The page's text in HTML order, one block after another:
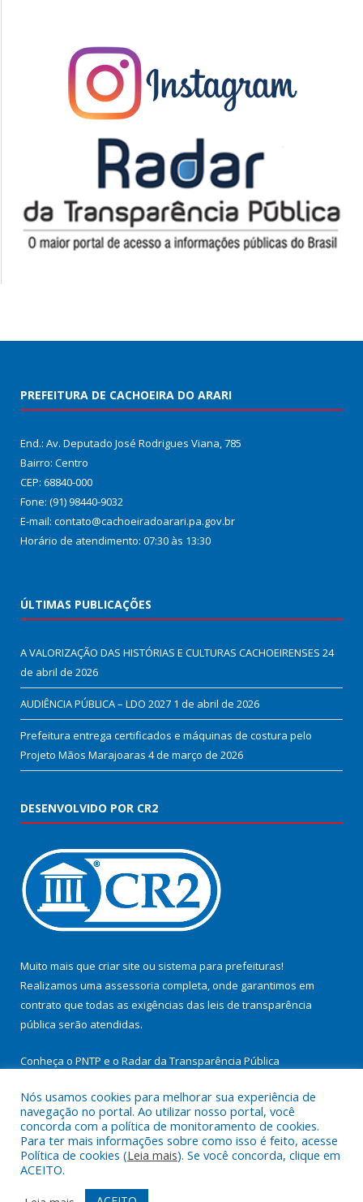
PREFEITURA DE CACHOEIRA DO ARARI
End.: Av. Deputado José Rodrigues Viana, 785
Bairro: Centro
CEP: 68840-000
Fone: (91) 98440-9032
E-mail: contato@cachoeiradoarari.pa.gov.br
Horário de atendimento: 07:30 às 13:30
ÚLTIMAS PUBLICAÇÕES
A VALORIZAÇÃO DAS HISTÓRIAS E CULTURAS CACHOEIRENSES 24
de abril de 2026
AUDIÊNCIA PÚBLICA – LDO 2027 1 de abril de 2026
Prefeitura entrega certificados e máquinas de costura pelo
Projeto Mãos Marajoaras 4 de março de 2026
DESENVOLVIDO POR CR2
Muito mais que criar site ou sistema para prefeituras!
Realizamos uma assessoria completa, onde garantimos em
contrato que todas as exigências das leis de transparência
pública serão atendidas.
Conheça o PNTP e o Radar da Transparência Pública
Todos os direitos reservados a Prefeitura Municipal de
Cachoeira do Arari.
Nós usamos cookies para melhorar sua experiência de
navegação no portal. Ao utilizar nosso portal, você
concorda com a política de monitoramento de cookies.
Para ter mais informações sobre como isso é feito, acesse
Política de cookies (Leia mais). Se você concorda, clique em
ACEITO.